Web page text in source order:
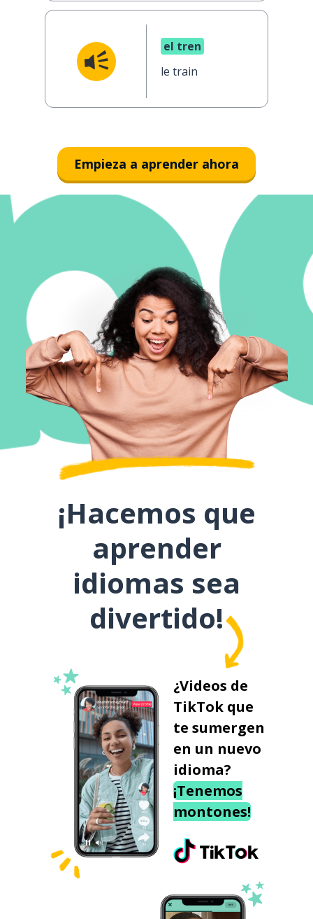
el tren
le train
Empieza a aprender ahora
¡Hacemos que
aprender
idiomas sea
divertido!
¿Videos de
TikTok que
te sumergen
en un nuevo
idioma?
¡Tenemos
montones!